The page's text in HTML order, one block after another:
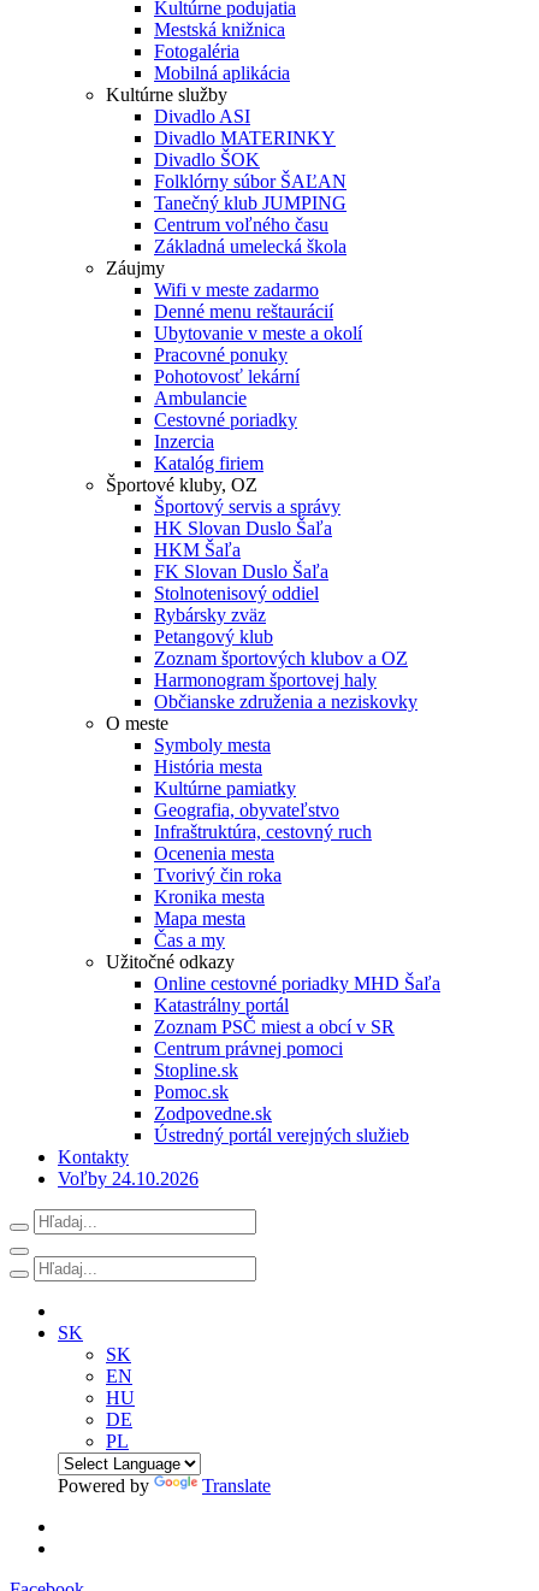
Kultúrne podujatia
Mestská knižnica
Fotogaléria
Mobilná aplikácia
Kultúrne služby
Divadlo ASI
Divadlo MATERINKY
Divadlo ŠOK
Folklórny súbor ŠAĽAN
Tanečný klub JUMPING
Centrum voľného času
Základná umelecká škola
Záujmy
Wifi v meste zadarmo
Denné menu reštaurácií
Ubytovanie v meste a okolí
Pracovné ponuky
Pohotovosť lekární
Ambulancie
Cestovné poriadky
Inzercia
Katalóg firiem
Športové kluby, OZ
Športový servis a správy
HK Slovan Duslo Šaľa
HKM Šaľa
FK Slovan Duslo Šaľa
Stolnotenisový oddiel
Rybársky zväz
Petangový klub
Zoznam športových klubov a OZ
Harmonogram športovej haly
Občianske združenia a neziskovky
O meste
Symboly mesta
História mesta
Kultúrne pamiatky
Geografia, obyvateľstvo
Infraštruktúra, cestovný ruch
Ocenenia mesta
Tvorivý čin roka
Kronika mesta
Mapa mesta
Čas a my
Užitočné odkazy
Online cestovné poriadky MHD Šaľa
Katastrálny portál
Zoznam PSČ miest a obcí v SR
Centrum právnej pomoci
Stopline.sk
Pomoc.sk
Zodpovedne.sk
Ústredný portál verejných služieb
Kontakty
Voľby 24.10.2026
SK
SK
EN
HU
DE
PL
Powered by Translate